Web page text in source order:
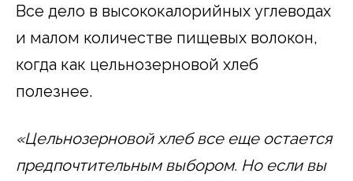
Все дело в высококалорийных углеводах
и малом количестве пищевых волокон,
когда как цельнозерновой хлеб
полезнее.
«Цельнозерновой хлеб все еще остается
предпочтительным выбором. Но если вы